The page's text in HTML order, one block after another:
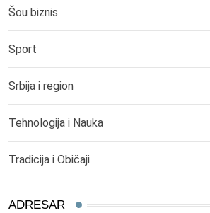
Šou biznis
Sport
Srbija i region
Tehnologija i Nauka
Tradicija i Običaji
ADRESAR